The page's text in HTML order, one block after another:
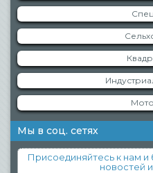
Мы в соц. сетях
Присоединяйтесь к нам и
новостей